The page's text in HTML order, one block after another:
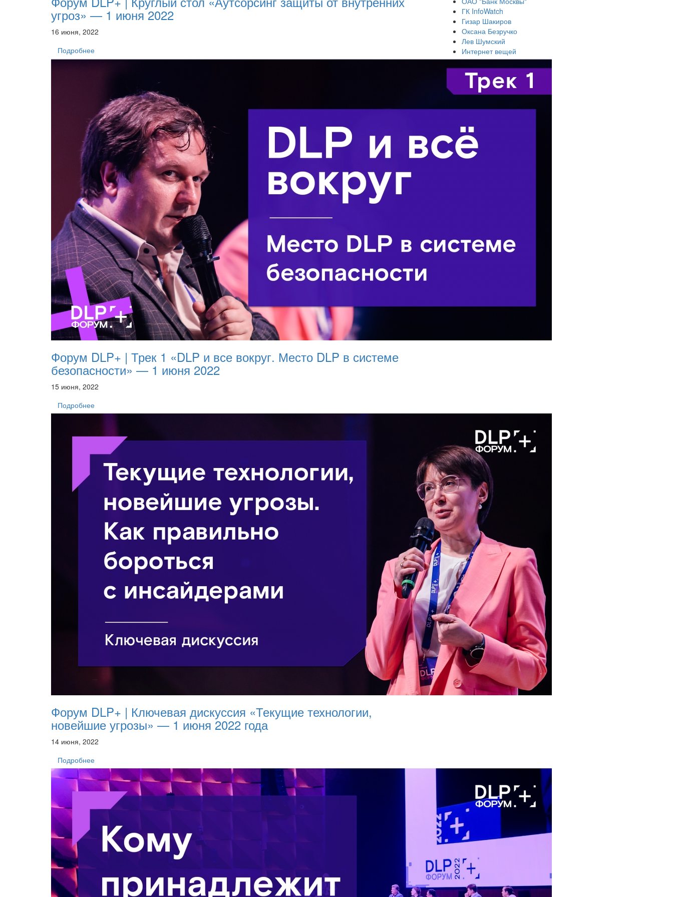
угроз» — 1 июня 2022
16 июня, 2022
Подробнее
Форум DLP+ | Трек 1 «DLP и все вокруг. Место DLP в системе
безопасности» — 1 июня 2022
15 июня, 2022
Подробнее
Форум DLP+ | Ключевая дискуссия «Текущие технологии,
новейшие угрозы» — 1 июня 2022 года
14 июня, 2022
Подробнее
ГК InfoWatch
Гизар Шакиров
Оксана Безручко
Лев Шумский
Интернет вещей